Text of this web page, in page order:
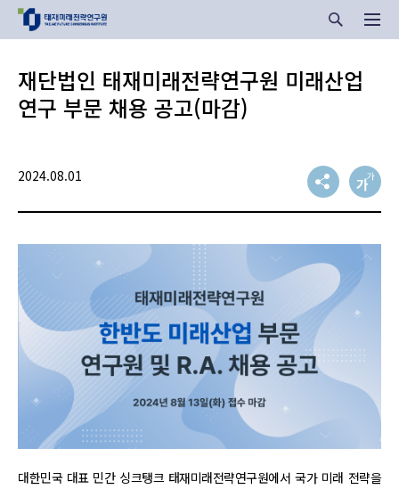
재단법인 태재미래전략연구원 미래산업
연구 부문 채용 공고(마감)
2024.08.01
대한민국 대표 민간 싱크탱크 태재미래전략연구원에서 국가 미래 전략을